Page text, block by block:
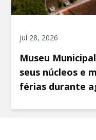
jul 28, 2026
Museu
seus núcleos e
férias durante